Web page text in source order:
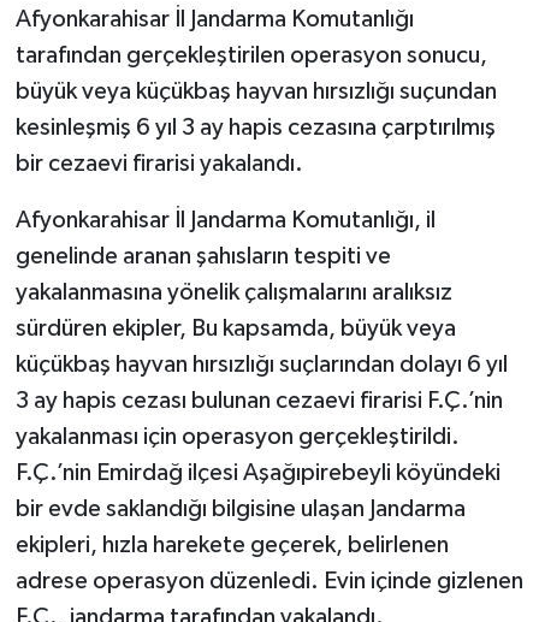
Afyonkarahisar İl Jandarma Komutanlığı
tarafından gerçekleştirilen operasyon sonucu,
büyük veya küçükbaş hayvan hırsızlığı suçundan
kesinleşmiş 6 yıl 3 ay hapis cezasına çarptırılmış
bir cezaevi firarisi yakalandı.
Afyonkarahisar İl Jandarma Komutanlığı, il
genelinde aranan şahısların tespiti ve
yakalanmasına yönelik çalışmalarını aralıksız
sürdüren ekipler, Bu kapsamda, büyük veya
küçükbaş hayvan hırsızlığı suçlarından dolayı 6 yıl
3 ay hapis cezası bulunan cezaevi firarisi F.Ç.’nin
yakalanması için operasyon gerçekleştirildi.
F.Ç.’nin Emirdağ ilçesi Aşağıpirebeyli köyündeki
bir evde saklandığı bilgisine ulaşan Jandarma
ekipleri, hızla harekete geçerek, belirlenen
adrese operasyon düzenledi. Evin içinde gizlenen
F.Ç., jandarma tarafından yakalandı.